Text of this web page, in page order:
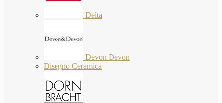
Delta
Devon Devon
Disegno Ceramica